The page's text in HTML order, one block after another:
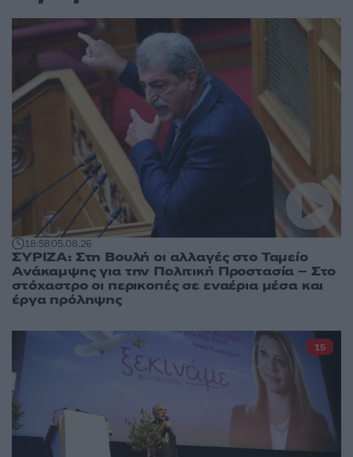
18:5805.08.26
ΣΥΡΙΖΑ: Στη Βουλή οι αλλαγές στο Ταμείο
Ανάκαμψης για την Πολιτική Προστασία – Στο
στόχαστρο οι περικοπές σε εναέρια μέσα και
έργα πρόληψης
15